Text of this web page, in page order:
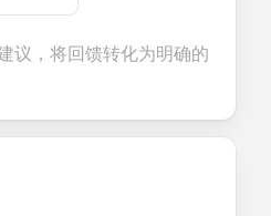
议，将回馈转化为明确的